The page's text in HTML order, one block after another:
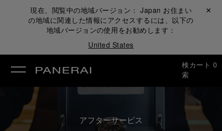
現在、閲覧中の地域バージョン： Japan お住まい
の地域に関連した情報にアクセスするには、以下の
地域バージョンの使用をお勧めします：
United States
閉じる ✕
検
索
カート 0
アフターサービス